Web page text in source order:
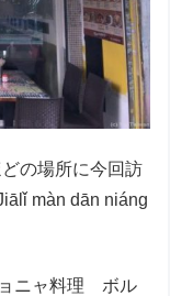
の場所に今回訪
màn dān niáng
ョニャ料理 ボル